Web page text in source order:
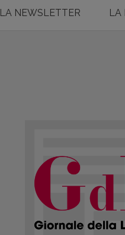
LA NEWSLETTER LA